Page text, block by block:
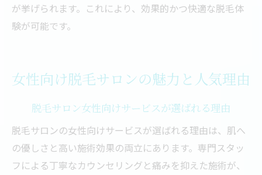
が挙げられます。これにより、効果的かつ快適な脱毛体
験が可能です。
女性向け脱毛サロンの魅力と人気理由
脱毛サロン女性向けサービスが選ばれる理由
脱毛サロンの女性向けサービスが選ばれる理由は、肌へ
の優しさと高い施術効果の両立にあります。専門スタッ
フによる丁寧なカウンセリングと痛みを抑えた施術が、